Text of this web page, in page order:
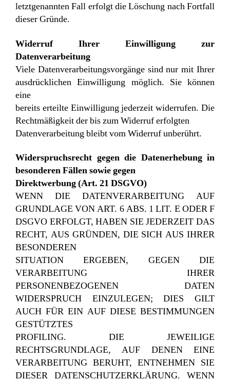
letztgenannten Fall erfolgt die Löschung nach Fortfall
dieser Gründe.
Widerruf Ihrer Einwilligung zur
Datenverarbeitung
Viele Datenverarbeitungsvorgänge sind nur mit Ihrer
ausdrücklichen Einwilligung möglich. Sie können
eine
bereits erteilte Einwilligung jederzeit widerrufen. Die
Rechtmäßigkeit der bis zum Widerruf erfolgten
Datenverarbeitung bleibt vom Widerruf unberührt.
Widerspruchsrecht gegen die Datenerhebung in
besonderen Fällen sowie gegen
Direktwerbung (Art. 21 DSGVO)
WENN DIE DATENVERARBEITUNG AUF
GRUNDLAGE VON ART. 6 ABS. 1 LIT. E ODER F
DSGVO ERFOLGT, HABEN SIE JEDERZEIT DAS
RECHT, AUS GRÜNDEN, DIE SICH AUS IHRER
BESONDEREN
SITUATION ERGEBEN, GEGEN DIE
VERARBEITUNG IHRER
PERSONENBEZOGENEN DATEN
WIDERSPRUCH EINZULEGEN; DIES GILT
AUCH FÜR EIN AUF DIESE BESTIMMUNGEN
GESTÜTZTES
PROFILING. DIE JEWEILIGE
RECHTSGRUNDLAGE, AUF DENEN EINE
VERARBEITUNG BERUHT, ENTNEHMEN SIE
DIESER DATENSCHUTZERKLÄRUNG. WENN